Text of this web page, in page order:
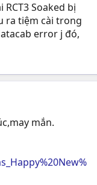
Soaked bị
ra tiệm cài trong
error j đó,
mắn.